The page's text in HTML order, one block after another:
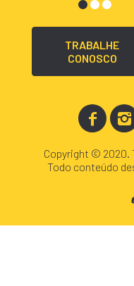
TRABALHE
CONOSCO
Copyright © 2020.
Todo conteúdo